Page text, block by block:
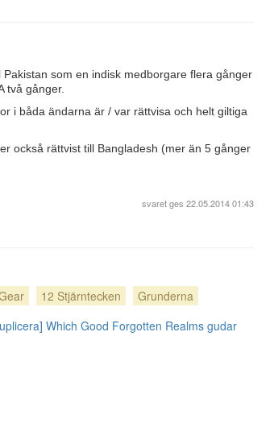
som en indisk medborgare flera gånger
två gånger.
i båda ändarna är / var rättvisa och helt giltiga
också rättvist till Bangladesh (mer än 5 gånger
svaret ges 22.05.2014 01:43
12 Stjärntecken
Grunderna
Which Good Forgotten Realms gudar